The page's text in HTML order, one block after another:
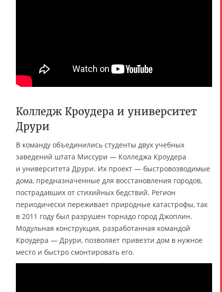
Колледж Кроудера и университет
Друри
В команду объединились студенты двух учебных
заведений штата Миссури — Колледжа Кроудера
и университета Друри. Их проект — быстровозводимые
дома, предназначенные для восстановления городов,
пострадавших от стихийных бедствий. Регион
периодически переживает природные катастрофы, так
в 2011 году был разрушен торнадо город Джоплин.
Модульная конструкция, разработанная командой
Кроудера — Друри, позволяет привезти дом в нужное
место и быстро смонтировать его.